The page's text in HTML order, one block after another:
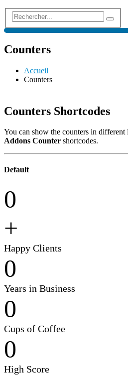
Counters
Accueil
Counters
Counters Shortcodes
You can show the counters in
Addons Counter shortcodes.
Default
0
+
Happy Clients
0
Years in Business
0
Cups of Coffee
0
High Score